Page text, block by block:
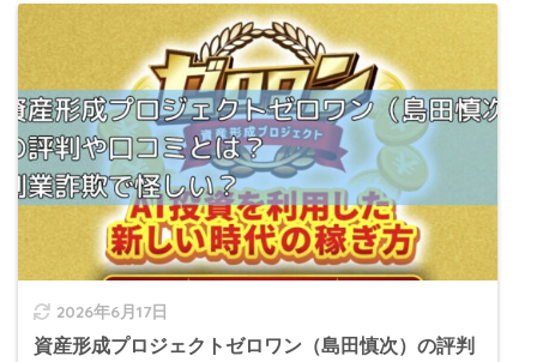
2026年6月17日
資産形成プロジェクトゼロワン（島田慎次）の評判